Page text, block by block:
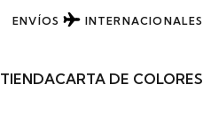
ENVÍOS INTERNACIONALES
TIENDACARTA DE COLORES